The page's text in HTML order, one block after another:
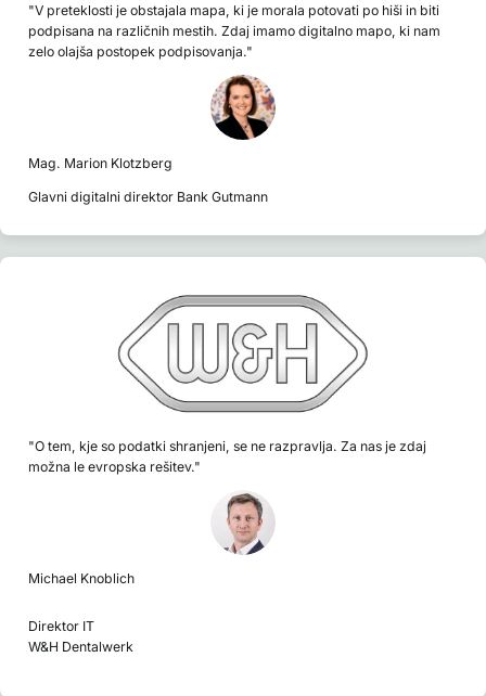
"V preteklosti je obstajala mapa, ki je morala potovati po hiši in biti
podpisana na različnih mestih. Zdaj imamo digitalno mapo, ki nam
zelo olajša postopek podpisovanja."
Mag. Marion Klotzberg
Glavni digitalni direktor Bank Gutmann
"O tem, kje so podatki shranjeni, se ne razpravlja. Za nas je zdaj
možna le evropska rešitev."
Michael Knoblich
Direktor IT
W&H Dentalwerk